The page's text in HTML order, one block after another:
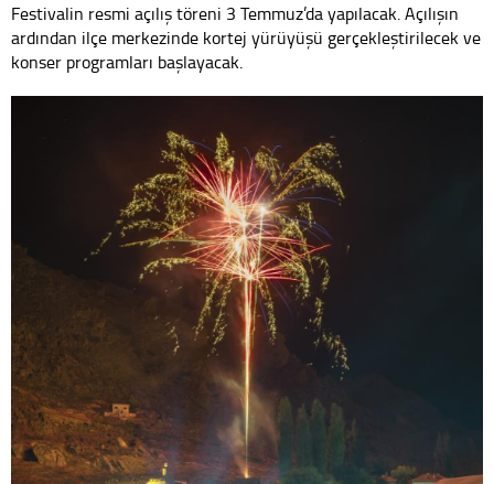
Festivalin resmi açılış töreni 3 Temmuz’da yapılacak. Açılışın
ardından ilçe merkezinde kortej yürüyüşü gerçekleştirilecek ve
konser programları başlayacak.